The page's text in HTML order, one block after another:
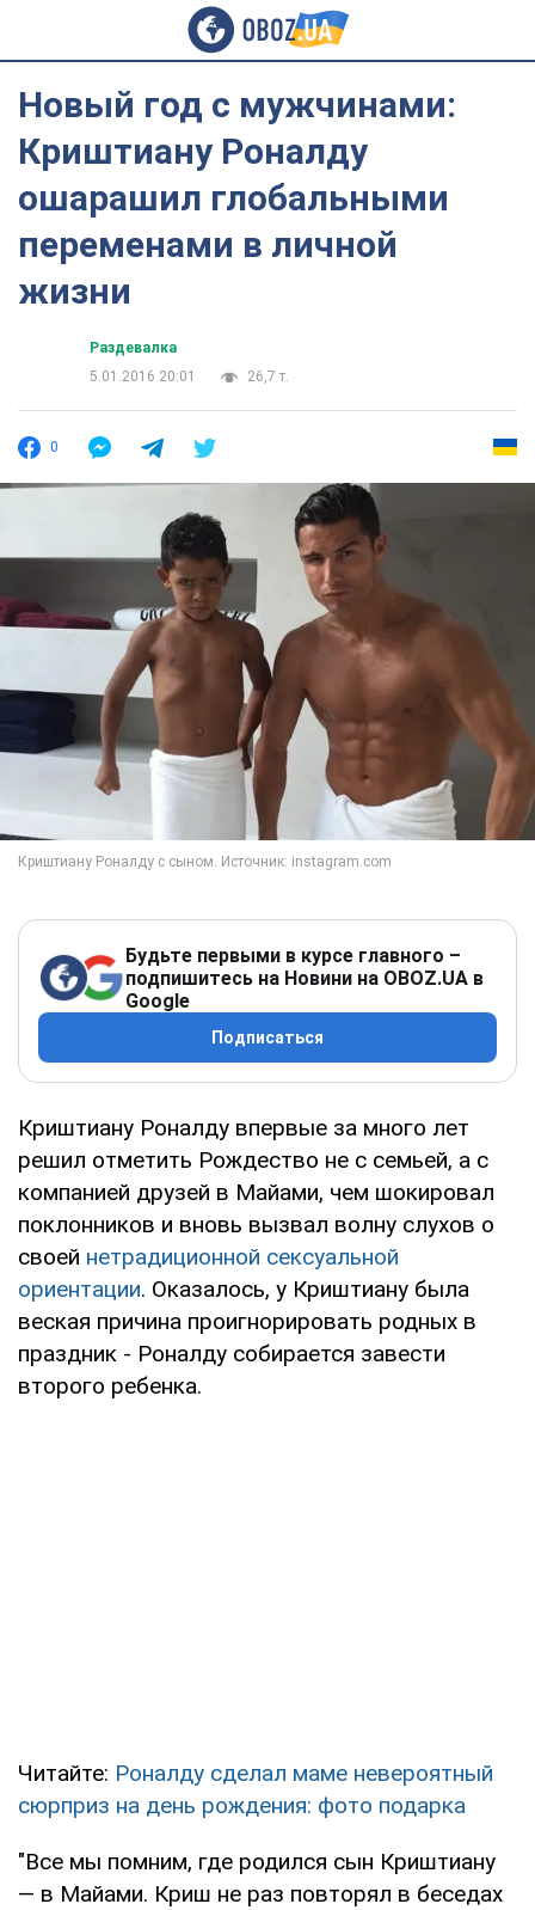
Новый год с мужчинами:
Криштиану Роналду
ошарашил глобальными
переменами в личной
жизни
Раздевалка
5.01.2016 20:01
26,7 т.
0
Будьте первыми в курсе главного –
подпишитесь на Новини на OBOZ.UA в
Google
Подписаться
Криштиану Роналду впервые за много лет
решил отметить Рождество не с семьей, а с
компанией друзей в Майами, чем шокировал
поклонников и вновь вызвал волну слухов о
своей нетрадиционной сексуальной
ориентации. Оказалось, у Криштиану была
веская причина проигнорировать родных в
праздник - Роналду собирается завести
второго ребенка.
Читайте: Роналду сделал маме невероятный
сюрприз на день рождения: фото подарка
"Все мы помним, где родился сын Криштиану
— в Майами. Криш не раз повторял в беседах